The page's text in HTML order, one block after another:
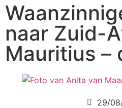
naar Zuid-
Mauritius –
29/